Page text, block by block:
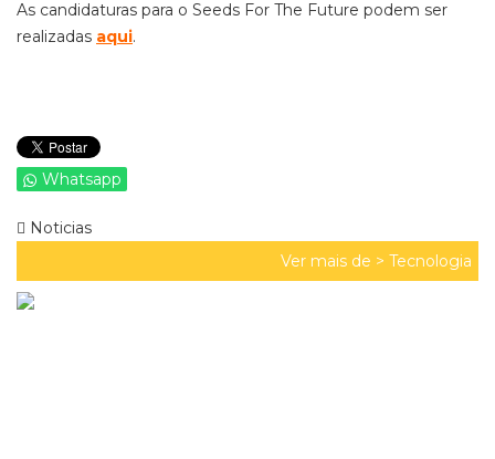
As candidaturas para o Seeds For The Future podem ser
realizadas aqui.
Whatsapp
Noticias
Ver mais de > Tecnologia